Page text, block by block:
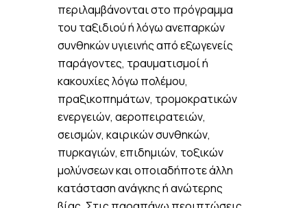
περιλαμβάνονται στο πρόγραμμα
του ταξιδιού ή λόγω ανεπαρκών
συνθηκών υγιεινής από εξωγενείς
παράγοντες, τραυματισμοί ή
κακουχίες λόγω πολέμου,
πραξικοπημάτων, τρομοκρατικών
ενεργειών, αεροπειρατειών,
σεισμών, καιρικών συνθηκών,
πυρκαγιών, επιδημιών, τοξικών
μολύνσεων και οποιαδήποτε άλλη
κατάσταση ανάγκης ή ανώτερης